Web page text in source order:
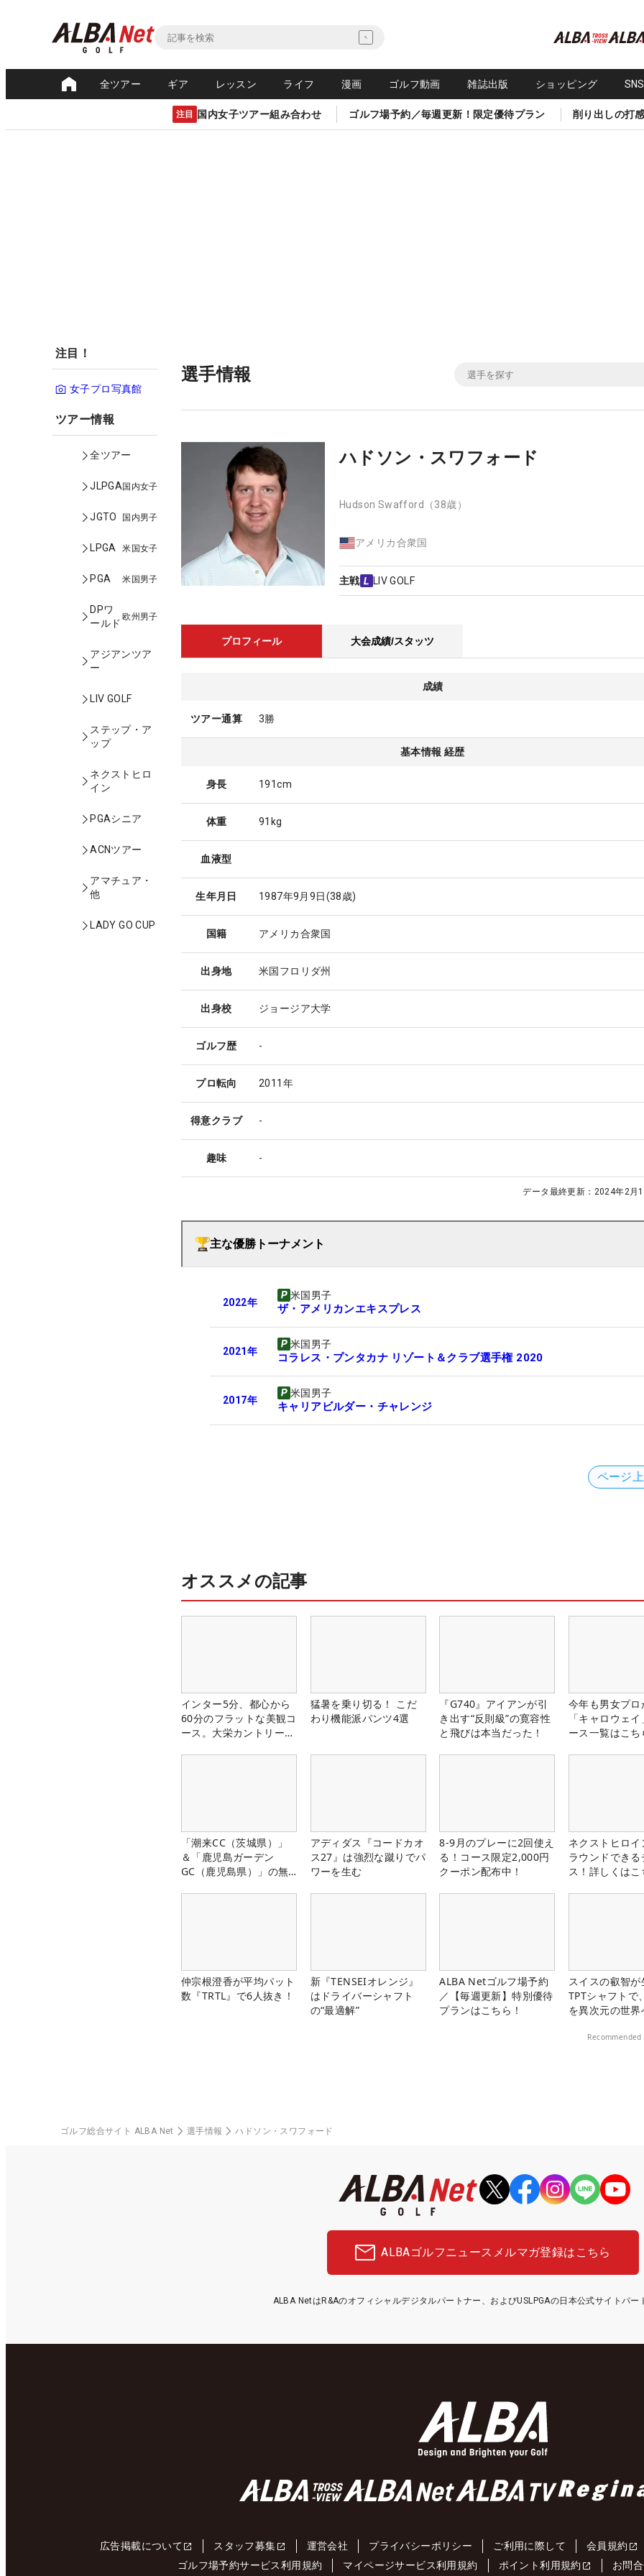
全ツアー ギア レッスン ライフ 漫画 ゴルフ動画 雑誌出版 ショッピング
注目 国内女子ツアー組み合わせ ゴルフ場予約／毎週更新！限定優待プラン 削り出しの打
注目！
女子プロ写真館
ツアー情報
全ツアー
JLPGA国内女子
JGTO 国内男子
LPGA 米国女子
PGA 米国男子
DPワ
ールド
欧州男子
アジアンツア
ー
LIV GOLF
ステップ・ア
ップ
ネクストヒロ
イン
PGAシニア
ACNツアー
アマチュア・
他
LADY GO CUP
選手情報
ハドソン・スワフォード
Hudson Swafford （38歳）
アメリカ合衆国
主戦 LIV GOLF
プロフィール 大会成績/スタッツ
成績
ツアー通算 3勝
基本情報 経歴
身長 191cm
体重 91kg
血液型
生年月日 1987年9月9日(38歳)
国籍 アメリカ合衆国
出身地 米国フロリダ州
出身校 ジョージア大学
ゴルフ歴 -
プロ転向 2011年
得意クラブ -
趣味 -
データ最終更新： 2024年2月
主な優勝トーナメント
2022年
米国男子
ザ・アメリカンエキスプレス
2021年
米国男子
コラレス・プンタカナ リゾート＆クラブ選手権 2020
2017年
米国男子
キャリアビルダー・チャレンジ
ページ
オススメの記事
インター5分、都心から
60分のフラットな美観コ
ース。大栄カントリー俱
猛暑を乗り切る！ こだ
わり機能派パンツ4選
『G740』アイアンが引
き出す“反則級”の寛容性
と飛びは本当だった！
今年も男女プロ
「キャロウェ
ース一覧はこち
「潮来CC（茨城県）」
＆「鹿児島ガーデン
GC（鹿児島県）」の無
アディダス『コードカオ
ス27』は強烈な蹴りでパ
ワーを生む
8-9月のプレーに2回使え
る！コース限定2,000円
クーポン配布中！
ネクストヒロ
ラウンドできる
ス！詳しくは
仲宗根澄香が平均パット
数『TRTL』で6人抜き！
新『TENSEIオレンジ』
はドライバーシャフト
の“最適解”
ALBA Netゴルフ場予約
／【毎週更新】特別優待
プランはこちら！
スイスの叡智
TPTシャフトで
を異次元の世界
Recommended
ゴルフ総合サイト ALBA Net 選手情報 ハドソン・スワフォード
ALBAゴルフニュース メルマガ登録はこちら
ALBA NetはR&Aのオフィシャルデジタルパートナー、およびUSLPGAの日本公式サイトパー
広告掲載について スタッフ募集 運営会社 プライバシーポリシー ご利用に際して
会員規約
ゴルフ場予約サービス利用規約
マイページサービス利用規約 ポイント利用規約 お問